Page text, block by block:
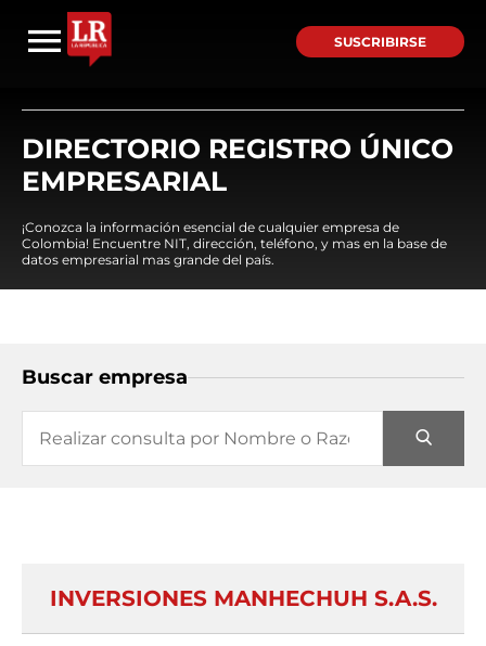
SUSCRIBIRSE
DIRECTORIO REGISTRO ÚNICO
EMPRESARIAL
¡Conozca la información esencial de cualquier empresa de
Colombia! Encuentre NIT, dirección, teléfono, y mas en la base de
datos empresarial mas grande del país.
Buscar empresa
INVERSIONES MANHECHUH S.A.S.